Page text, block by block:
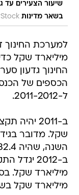
בשאר מדינות oecd
מיליארד שקל
החינוך גדעון
הכספים של
ל-2011-2012.
מיליארד שקל